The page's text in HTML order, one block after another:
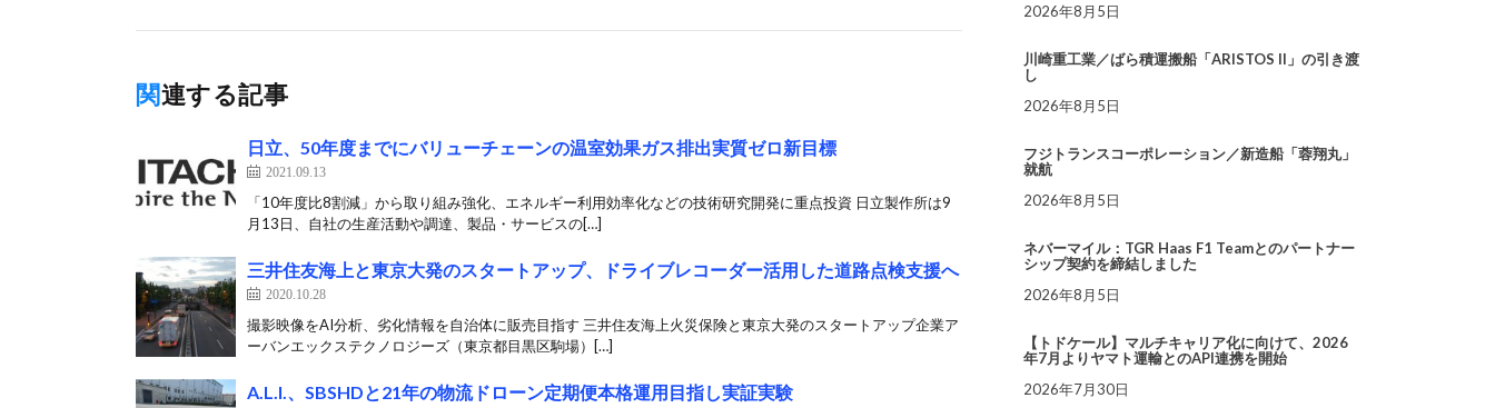
関連する記事
日立、50年度までにバリューチェーンの温室効果ガス排出実質ゼロ新目標
2021.09.13
「10年度比8割減」から取り組み強化、エネルギー利用効率化などの技術研究開発に重点投資 日立製作所は9
月13日、自社の生産活動や調達、製品・サービスの[…]
三井住友海上と東京大発のスタートアップ、ドライブレコーダー活用した道路点検支援へ
2020.10.28
撮影映像をAI分析、劣化情報を自治体に販売目指す 三井住友海上火災保険と東京大発のスタートアップ企業ア
ーバンエックステクノロジーズ（東京都目黒区駒場）[…]
A.L.I.、SBSHDと21年の物流ドローン定期便本格運用目指し実証実験
2026年8月5日
川崎重工業／ばら積運搬船「ARISTOS II」の引き渡
し
2026年8月5日
フジトランスコーポレーション／新造船「蓉翔丸」
就航
2026年8月5日
ネバーマイル：TGR Haas F1 Teamとのパートナー
シップ契約を締結しました
2026年8月5日
【トドケール】マルチキャリア化に向けて、2026
年7月よりヤマト運輸とのAPI連携を開始
2026年7月30日